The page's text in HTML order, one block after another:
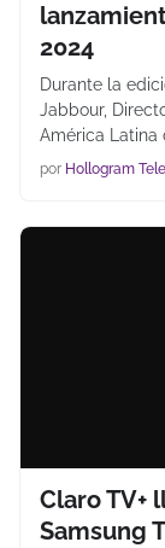
2024
Durante la
Jabbour,
América Latina
por Hollogram
Claro TV+
Samsung